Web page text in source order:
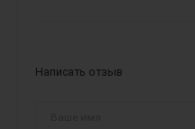
Написать отзыв